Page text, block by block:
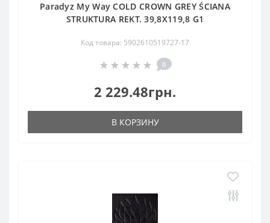
Paradyz My Way COLD CROWN GREY ŚCIANA
STRUKTURA REKT. 39,8X119,8 G1
Код товара: 5902610519727-17
0
2 229.48грн.
В КОРЗИНУ